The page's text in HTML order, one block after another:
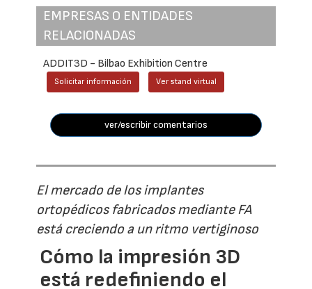
EMPRESAS O ENTIDADES
RELACIONADAS
ADDIT3D - Bilbao Exhibition Centre
Solicitar información Ver stand virtual
ver/escribir comentarios
El mercado de los implantes
ortopédicos fabricados mediante FA
está creciendo a un ritmo vertiginoso
Cómo la impresión 3D
está redefiniendo el